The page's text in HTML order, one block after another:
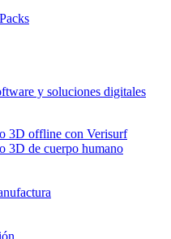
Packs
y soluciones digitales
3D offline con Verisurf
3D de cuerpo humano